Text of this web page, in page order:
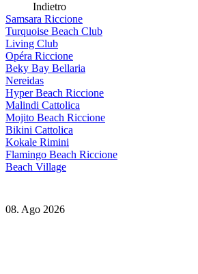
Indietro
Samsara Riccione
Turquoise Beach Club
Living Club
Opéra Riccione
Beky Bay Bellaria
Nereidas
Hyper Beach Riccione
Malindi Cattolica
Mojito Beach Riccione
Bikini Cattolica
Kokale Rimini
Flamingo Beach Riccione
Beach Village
08. Ago 2026